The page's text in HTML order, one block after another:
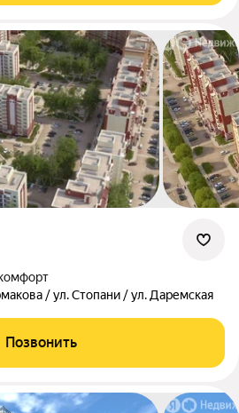
/ ул. Стопани / ул. Даремская
Позвонить